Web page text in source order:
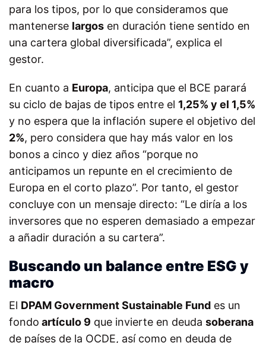
para los tipos, por lo que consideramos que
mantenerse largos en duración tiene sentido en
una cartera global diversificada”, explica el
gestor.
En cuanto a Europa, anticipa que el BCE parará
su ciclo de bajas de tipos entre el 1,25% y el 1,5%
y no espera que la inflación supere el objetivo del
2%, pero considera que hay más valor en los
bonos a cinco y diez años “porque no
anticipamos un repunte en el crecimiento de
Europa en el corto plazo”. Por tanto, el gestor
concluye con un mensaje directo: “Le diría a los
inversores que no esperen demasiado a empezar
a añadir duración a su cartera”.
Buscando un balance entre ESG y
macro
El DPAM Government Sustainable Fund es un
fondo artículo 9 que invierte en deuda soberana
de países de la OCDE, así como en deuda de